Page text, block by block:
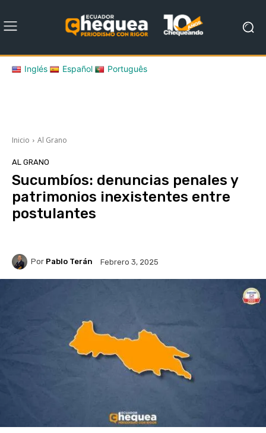
Inglés Español Português
Inicio Al Grano
AL GRANO
Sucumbíos: denuncias penales y
patrimonios inexistentes entre
postulantes
Por Pablo Terán Febrero 3, 2025